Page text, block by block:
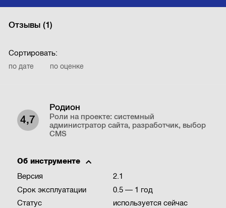
Отзывы (1)
Сортировать:
по дате по оценке
4,7
Родион
Роли на проекте:системный
администратор сайта, разработчик, выбор
CMS
Об инструменте
Версия
2.1
Срок эксплуатации
0.5 — 1 год
Статус
используется сейчас